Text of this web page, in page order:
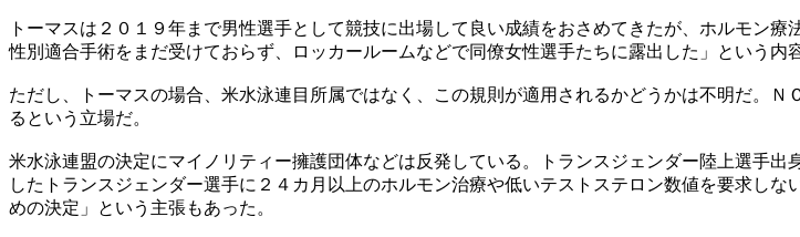
トーマスは２０１９年まで男性選手として競技に出場して良い成績をおさめてきたが、ホルモン
性別適合手術をまだ受けておらず、ロッカールームなどで同僚女性選手たちに露出した」という内
ただし、トーマスの場合、米水泳連目所属ではなく、この規則が適用されるかどうかは不明だ。
るという立場だ。
米水泳連盟の決定にマイノリティー擁護団体などは反発している。トランスジェンダー陸上選手
したトランスジェンダー選手に２４カ月以上のホルモン治療や低いテストステロン数値を要求し
めの決定」という主張もあった。